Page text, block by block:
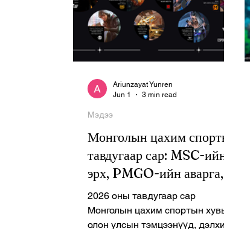
Монголын цахим спортын
тавдугаар сар: MSC-ийн
эрх, PMGO-ийн аварга,
Tier 1 тэмцээнүүдийн
өрсөлдөөн
2026 оны тавдугаар сар
Монголын цахим спортын хувьд
олон улсын тэмцээнүүд, дэлхийн
Мэдээ
Ariunzayat Yunren
Jun 1
3 min read